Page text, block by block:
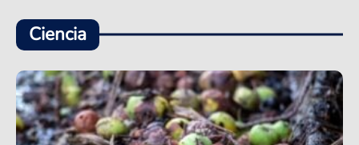
Ciencia